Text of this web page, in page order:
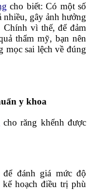
cho biết: Có một số
gây ảnh hưởng
Chính vì thế, để đảm
thẩm mỹ, bạn nên
mọc sai lệch về đúng
y khoa
cho răng khểnh được
đánh giá mức độ
hoạch điều trị phù